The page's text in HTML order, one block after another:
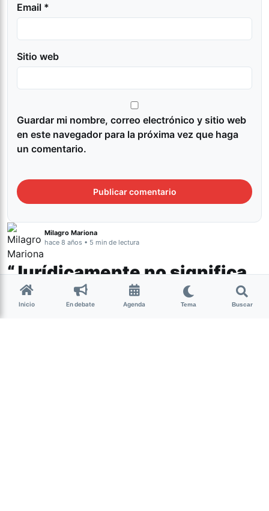
Email *
Sitio web
Guardar mi nombre, correo electrónico y sitio web
en este navegador para la próxima vez que haga
un comentario.
Milagro Mariona
hace 8 años • 5 min de lectura
“Jurídicamente no significa
nada”
Inicio En debate Agenda Tema Buscar